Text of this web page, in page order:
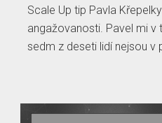
Scale Up tip Pavla
angažovanosti. Pavel mi v
sedm z deseti lidí nejsou v